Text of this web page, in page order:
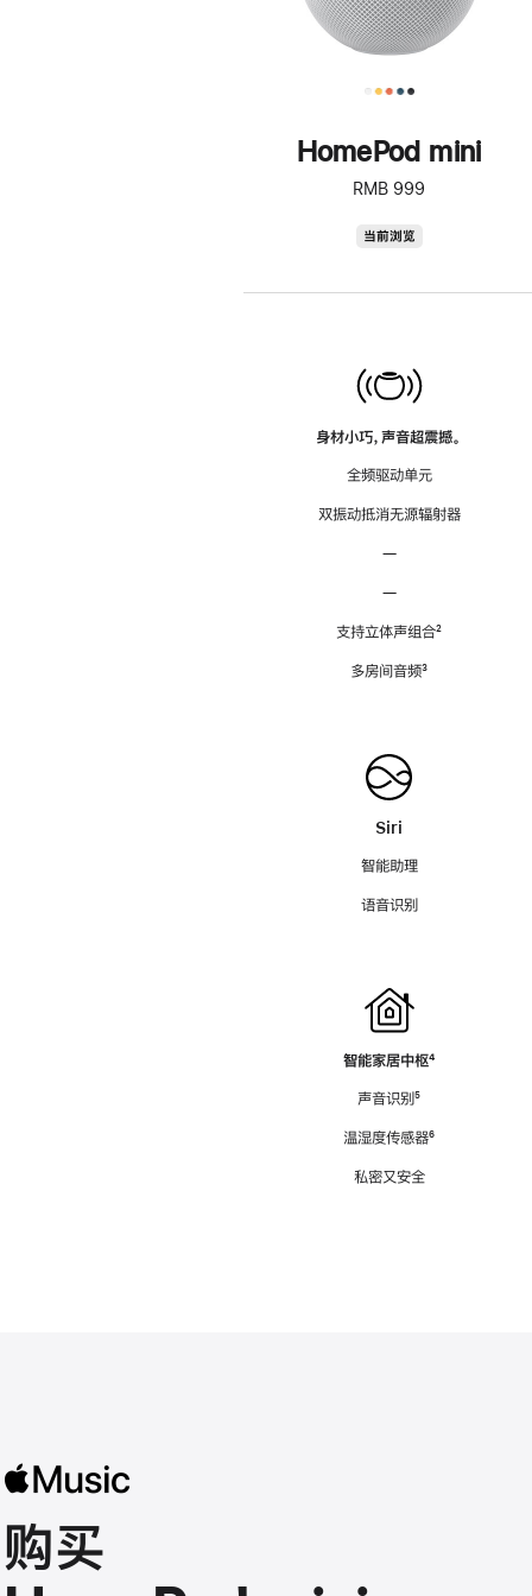
HomePod mini
RMB 999
当前浏览
身材小巧，声音超震撼。
全频驱动单元
双振动抵消无源辐射器
—
—
支持立体声组合脚
²
多房间音频脚
³
Siri
智能助理
语音识别
智能家居中枢脚
⁴
声音识别脚
⁵
温湿度传感器脚
⁶
私密又安全
购买